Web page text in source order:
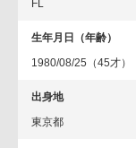
FL
生年月日（年齢）
1980/08/25（45才）
出身地
東京都